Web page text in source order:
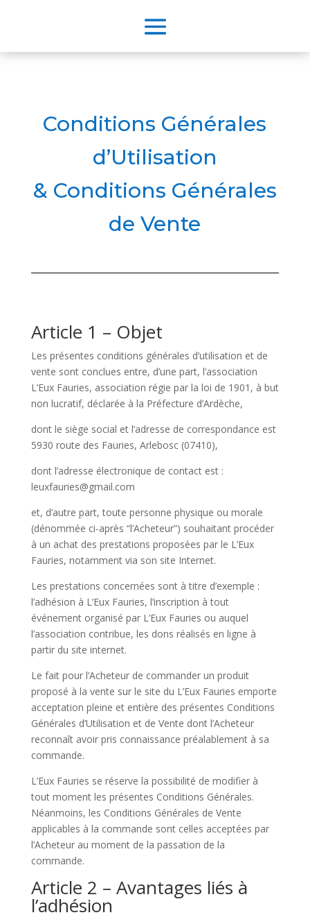
Conditions Générales
d’Utilisation
& Conditions Générales
de Vente
Article 1 – Objet
Les présentes conditions générales d’utilisation et de
vente sont conclues entre, d’une part, l’association
L’Eux Fauries, association régie par la loi de 1901, à but
non lucratif, déclarée à la Préfecture d’Ardèche,
dont le siège social et l’adresse de correspondance est
5930 route des Fauries, Arlebosc (07410),
dont l’adresse électronique de contact est :
leuxfauries@gmail.com
et, d’autre part, toute personne physique ou morale
(dénommée ci-après “l’Acheteur”) souhaitant procéder
à un achat des prestations proposées par le L’Eux
Fauries, notamment via son site Internet.
Les prestations concernées sont à titre d’exemple :
l’adhésion à L’Eux Fauries, l’inscription à tout
événement organisé par L’Eux Fauries ou auquel
l’association contribue, les dons réalisés en ligne à
partir du site internet.
Le fait pour l’Acheteur de commander un produit
proposé à la vente sur le site du L’Eux Fauries emporte
acceptation pleine et entière des présentes Conditions
Générales d’Utilisation et de Vente dont l’Acheteur
reconnaît avoir pris connaissance préalablement à sa
commande.
L’Eux Fauries se réserve la possibilité de modifier à
tout moment les présentes Conditions Générales.
Néanmoins, les Conditions Générales de Vente
applicables à la commande sont celles acceptées par
l’Acheteur au moment de la passation de la
commande.
Article 2 – Avantages liés à
l’adhésion